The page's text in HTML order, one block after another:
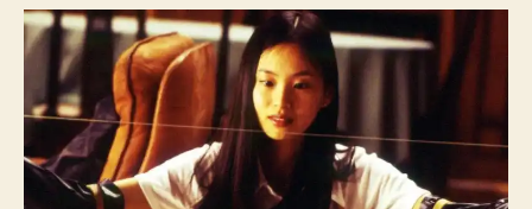
d
o
t
e
p
u
b
l
i
u
d
i
o
:
D